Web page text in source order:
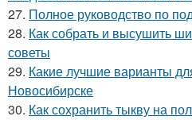
27. Полное руководство по
28. Как собрать и высушить
советы
29. Какие лучшие варианты
Новосибирске
30. Как сохранить тыкву на